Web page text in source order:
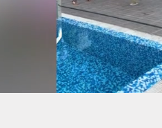
Loaded:
90.77%